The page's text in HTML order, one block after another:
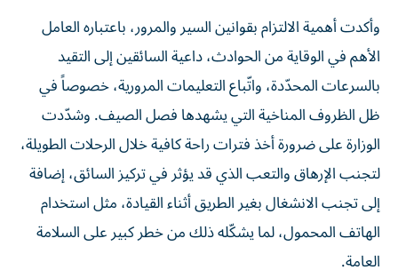
وأكدت أهمية الالتزام بقوانين السير والمرور، باعتباره العامل
الأهم في الوقاية من الحوادث، داعية السائقين إلى التقيد
بالسرعات المحدّدة، واتّباع التعليمات المرورية، خصوصاً في
ظل الظروف المناخية التي يشهدها فصل الصيف. وشدّدت
الوزارة على ضرورة أخذ فترات راحة كافية خلال الرحلات الطويلة،
لتجنب الإرهاق والتعب الذي قد يؤثر في تركيز السائق، إضافة
إلى تجنب الانشغال بغير الطريق أثناء القيادة، مثل استخدام
الهاتف المحمول، لما يشكّله ذلك من خطر كبير على السلامة
العامة.